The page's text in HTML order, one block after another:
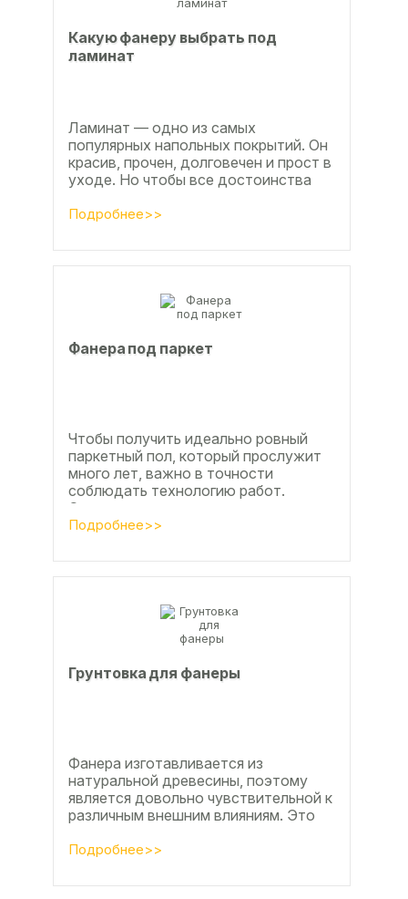
Какую фанеру выбрать под
ламинат
Ламинат — одно из самых
популярных напольных покрытий. Он
красив, прочен, долговечен и прост в
уходе. Но чтобы все достоинства
раскрылись, важно...
Подробнее>>
Фанера под паркет
Чтобы получить идеально ровный
паркетный пол, который прослужит
много лет, важно в точности
соблюдать технологию работ.
Сегодня одним из самых простых и
эффективных методов считается...
Подробнее>>
Грунтовка для фанеры
Фанера изготавливается из
натуральной древесины, поэтому
является довольно чувствительной к
различным внешним влияниям. Это
расширении, растрескивании,...
Подробнее>>